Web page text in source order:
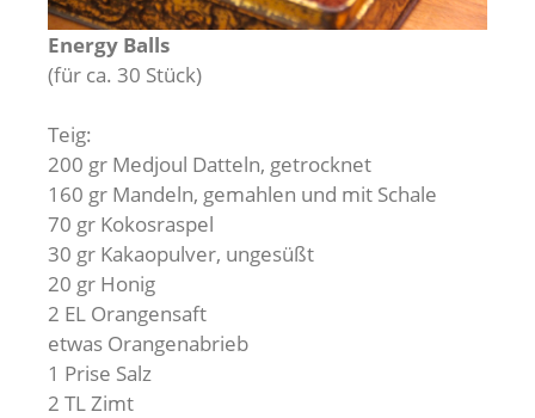
Energy Balls
(für ca. 30 Stück)
Teig:
200 gr Medjoul Datteln, getrocknet
160 gr Mandeln, gemahlen und mit Schale
70 gr Kokosraspel
30 gr Kakaopulver, ungesüßt
20 gr Honig
2 EL Orangensaft
etwas Orangenabrieb
1 Prise Salz
2 TL Zimt